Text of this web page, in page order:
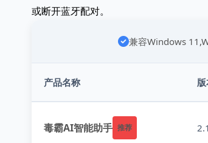
或断开蓝牙配对。
兼容Windows
产品名称
毒霸AI智能助手 推荐